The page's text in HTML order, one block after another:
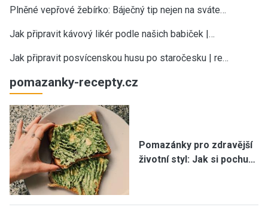
Plněné vepřové žebírko: Báječný tip nejen na sváte…
Jak připravit kávový likér podle našich babiček |…
Jak připravit posvícenskou husu po staročesku | re…
pomazanky-recepty.cz
Pomazánky pro zdravější
životní styl: Jak si pochu…